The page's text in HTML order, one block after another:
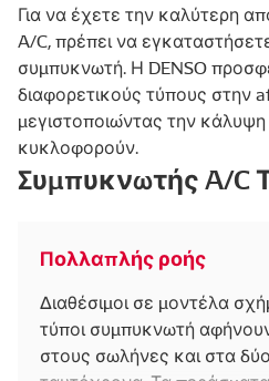
Για να έχετε την καλύτερη
A/C, πρέπει να
συμπυκνωτή. Η DENSO
διαφορετικούς τύπους στην
μεγιστοποιώντας την
κυκλοφορούν.
Συμπυκνωτής A/C
Πολλαπλής ροής
Διαθέσιμοι σε μοντέλα
τύποι συμπυκνωτή
στους σωλήνες και στα